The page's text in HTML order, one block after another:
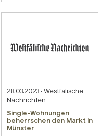
28.03.2023 · Westfälische
Nachrichten
Single-Wohnungen
beherrschen den Markt in
Münster